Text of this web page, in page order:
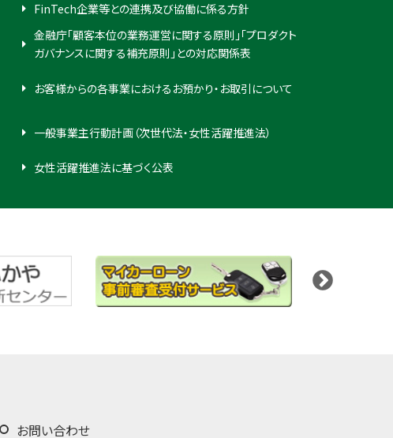
FinTech企業等との連携及び協働に係る方針
金融庁「顧客本位の業務運営に関する原則」「プロダクト
ガバナンスに関する補充原則」との対応関係表
お客様からの各事業におけるお預かり・お取引について
一般事業主行動計画（次世代法・女性活躍推進法）
女性活躍推進法に基づく公表
お問い合わせ